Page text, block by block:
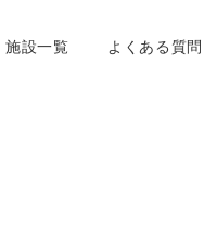
施設一覧 よくある質問